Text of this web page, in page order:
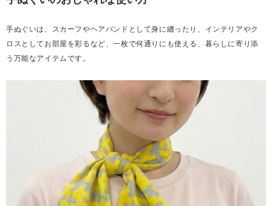
手ぬぐいは、スカーフやヘアバンドとして身に纏ったり、インテリアやク
ロスとしてお部屋を彩るなど、一枚で何通りにも使える、暮らしに寄り添
う万能なアイテムです。